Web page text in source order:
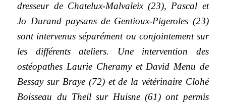
dresseur de Chatelux-Malvaleix (23), Pascal et
Jo Durand paysans de Gentioux-Pigeroles (23)
sont intervenus séparément ou conjointement sur
les différents ateliers. Une intervention des
ostéopathes Laurie Cheramy et David Menu de
Bessay sur Braye (72) et de la vétérinaire Clohé
Boisseau du Theil sur Huisne (61) ont permis